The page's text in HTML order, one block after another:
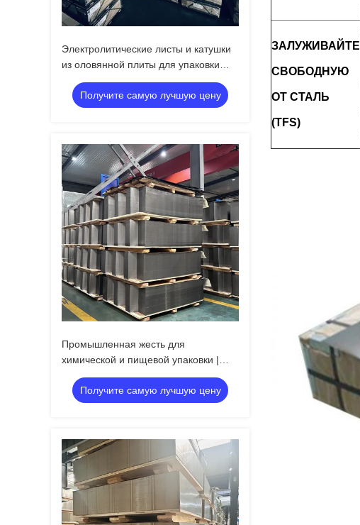
Электролитические листы и катушки
из оловянной плиты для упаковки
продуктов питания.
Получите самую лучшую цену
Промышленная жесть для
химической и пищевой упаковки |
Устойчивый к ржавчине
Получите самую лучшую цену
ЗАЛУЖИВАЙТЕ
СВОБОДНУЮ
ОТ СТАЛЬ
(TFS)